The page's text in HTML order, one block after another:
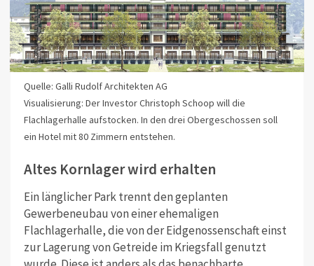
Quelle: Galli Rudolf Architekten AG
Visualisierung: Der Investor Christoph Schoop will die
Flachlagerhalle aufstocken. In den drei Obergeschossen soll
ein Hotel mit 80 Zimmern entstehen.
Altes Kornlager wird erhalten
Ein länglicher Park trennt den geplanten
Gewerbeneubau von einer ehemaligen
Flachlagerhalle, die von der Eidgenossenschaft einst
zur Lagerung von Getreide im Kriegsfall genutzt